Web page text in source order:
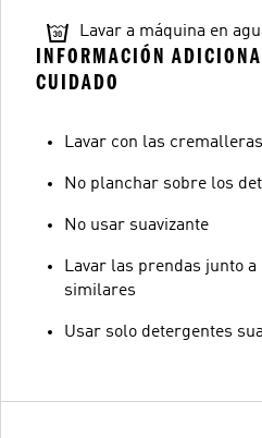
Lavar a máquina en
INFORMACIÓN
CUIDADO
Lavar con las
No planchar sobre los
No usar suavizante
Lavar las prendas junto
similares
Usar solo detergentes